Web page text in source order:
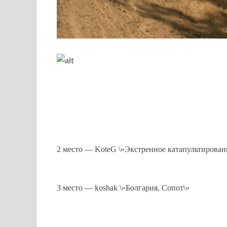
2 место — KoteG \»Экстренное
3 место — koshak \»Болгария, Сопот\»